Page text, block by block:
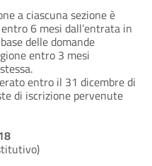
a ciascuna sezione è
6 mesi dall’entrata in
delle domande
entro 3 mesi
entro il 31 dicembre di
di iscrizione pervenute